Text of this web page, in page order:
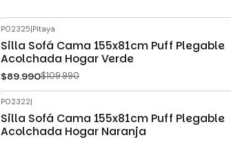
P02325|Pitaya
Silla Sofá Cama 155x81cm Puff Plegable
Acolchada Hogar Verde
$89.990$109.990
P02322|
Silla Sofá Cama 155x81cm Puff Plegable
Acolchada Hogar Naranja